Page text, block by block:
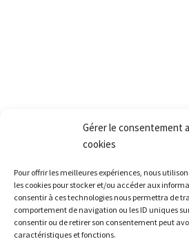
Gérer le consentement
cookies
Pour offrir les meilleures expériences, nous
les cookies pour stocker et/ou accéder aux
consentir à ces technologies nous permettra de
comportement de navigation ou les ID uniques
consentir ou de retirer son consentement peut
caractéristiques et fonctions.
Frais de transport
Accès rapide
La société
La grêle
La formation